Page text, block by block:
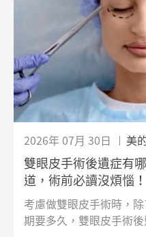
2026年 07月 30日 美
雙眼皮手術後遺症有
道，術前必讀沒煩惱！
考慮做雙眼皮手術時，
期要多久，雙眼皮手術